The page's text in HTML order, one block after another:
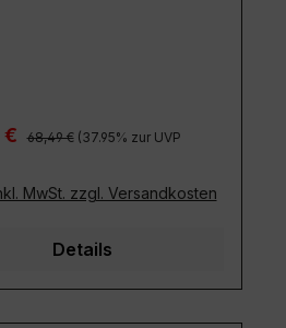
€ Regulärer Preis:
68,49 € (37.95% zur UVP
MwSt. zzgl. Versandkosten
Details